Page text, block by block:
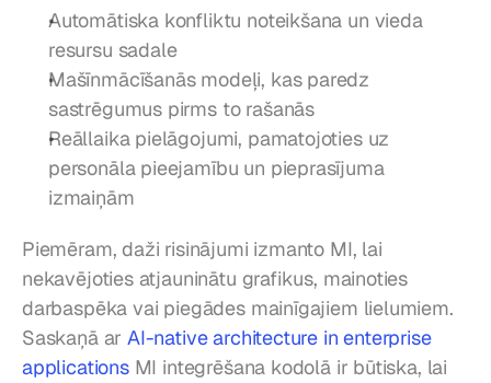
Automātiska konfliktu noteikšana un vieda
resursu sadale
Mašīnmācīšanās modeļi, kas paredz
sastrēgumus pirms to rašanās
Reāllaika pielāgojumi, pamatojoties uz
personāla pieejamību un pieprasījuma
izmaiņām
Piemēram, daži risinājumi izmanto MI, lai
nekavējoties atjauninātu grafikus, mainoties
darbaspēka vai piegādes mainīgajiem lielumiem.
Saskaņā ar AI-native architecture in enterprise
applications MI integrēšana kodolā ir būtiska, lai